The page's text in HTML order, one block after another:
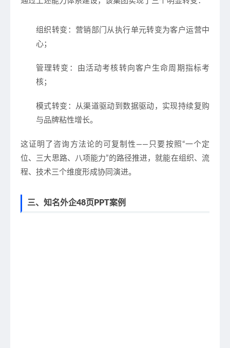
组织转变 ：营销部门从执行单元转变为客户运营中
心；
管理转变 ：由活动考核转向客户生命周期指标考
核；
模式转变 ：从渠道驱动到数据驱动，实现持续复购
与品牌粘性增长。
这证明了咨询方法论的可复制性——只要按照“一个定
位、三大思路、八项能力”的路径推进，就能在组织、流
程、技术三个维度形成协同演进。
三、知名外企48页PPT案例